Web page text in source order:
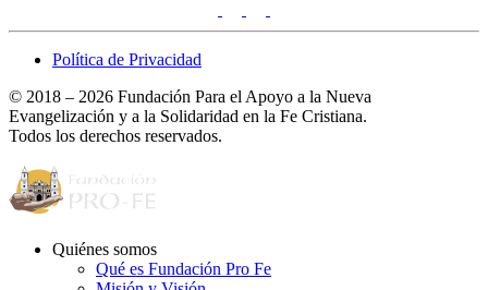
Política de Privacidad
© 2018 – 2026 Fundación Para el Apoyo a la Nueva
Evangelización y a la Solidaridad en la Fe Cristiana.
Todos los derechos reservados.
Quiénes somos
Qué es Fundación Pro Fe